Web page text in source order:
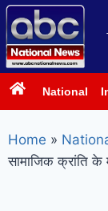
National
Home »
सामाजिक क्रांति के